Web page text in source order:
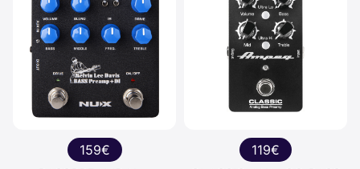
159€
119€